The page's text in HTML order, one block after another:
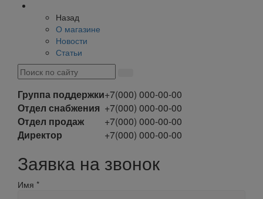
Назад
О магазине
Новости
Статьи
Группа поддержки+7(000) 000-00-00
Отдел снабжения +7(000) 000-00-00
Отдел продаж
+7(000) 000-00-00
Директор
+7(000) 000-00-00
Заявка на звонок
Имя *